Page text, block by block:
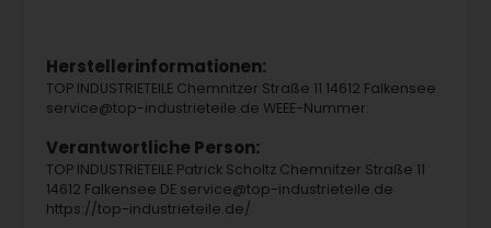
Herstellerinformationen:
TOP INDUSTRIETEILE Chemnitzer Straße 11 14612 Falkensee
service@top-industrieteile.de WEEE-Nummer:
Verantwortliche Person:
TOP INDUSTRIETEILE Patrick Scholtz Chemnitzer Straße 11
14612 Falkensee DE service@top-industrieteile.de
https://top-industrieteile.de/